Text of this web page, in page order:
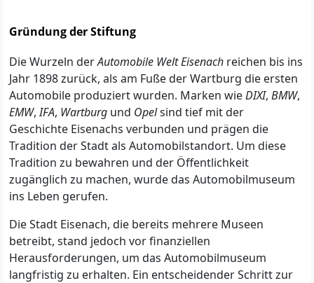
Gründung der Stiftung
Die Wurzeln derAutomobile Welt Eisenach reichen bis ins
Jahr 1898 zurück, als am Fuße der Wartburg die ersten
Automobile produziert wurden. Marken wieDIXI, BMW,
EMW,IFA, Wartburg und Opelsind tief mit der
Geschichte Eisenachs verbunden und prägen die
Tradition der Stadt als Automobilstandort. Um diese
Tradition zu bewahren und der Öffentlichkeit
zugänglich zu machen, wurde das Automobilmuseum
ins Leben gerufen.
Die Stadt Eisenach, die bereits mehrere Museen
betreibt, stand jedoch vor finanziellen
Herausforderungen, um das Automobilmuseum
langfristig zu erhalten. Ein entscheidender Schritt zur